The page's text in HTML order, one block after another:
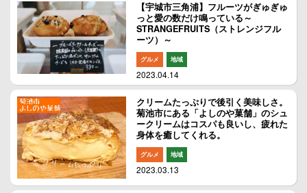
【宇城市三角浦】フルーツがぎゅぎゅ
っと愛の数だけ鳴っている～
STRANGEFRUITS（ストレンジフル
ーツ）～
グルメ 地域
2023.04.14
クリームたっぷりで後引く美味しさ。
菊池市にある「よしのや菓舗」のシュ
ークリームはコスパも良いし、疲れた
身体を癒してくれる。
グルメ 地域
2023.03.13